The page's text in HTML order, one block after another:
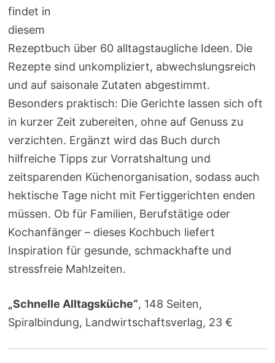
findet in
diesem
Rezeptbuch über 60 alltagstaugliche Ideen. Die
Rezepte sind unkompliziert, abwechslungsreich
und auf saisonale Zutaten abgestimmt.
Besonders praktisch: Die Gerichte lassen sich oft
in kurzer Zeit zubereiten, ohne auf Genuss zu
verzichten. Ergänzt wird das Buch durch
hilfreiche Tipps zur Vorratshaltung und
zeitsparenden Küchenorganisation, sodass auch
hektische Tage nicht mit Fertiggerichten enden
müssen. Ob für Familien, Berufstätige oder
Kochanfänger – dieses Kochbuch liefert
Inspiration für gesunde, schmackhafte und
stressfreie Mahlzeiten.
„Schnelle Alltagsküche“, 148 Seiten,
Spiralbindung, Landwirtschaftsverlag, 23 €